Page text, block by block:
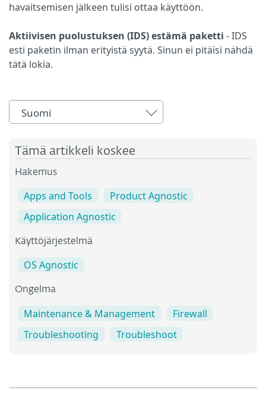
havaitsemisen jälkeen tulisi ottaa käyttöön.
Aktiivisen puolustuksen (IDS) estämä paketti - IDS
esti paketin ilman erityistä syytä. Sinun ei pitäisi nähdä
tätä lokia.
Suomi
Tämä artikkeli koskee
Hakemus
Apps and Tools
Product Agnostic
Application Agnostic
Käyttöjärjestelmä
OS Agnostic
Ongelma
Maintenance & Management
Firewall
Troubleshooting
Troubleshoot